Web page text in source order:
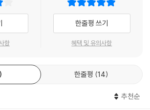
들의 감성을 동시에 사로잡는 안데르센 동화
반짝이는 눈빛보다 더 고귀한 것은 없으며 또 아이
다 더 아름다운 음악은 없다.”고 말할 정도로 아이
사회의 어린이들에게 커다란 용기와 희망을 주었고
근한 동화는 시간이 흐를수록 빛을 발하며 세대를
. 그의 동화가 두루 사랑받는 이유는 가난하고 우
의 동화적 세계로 표출했기 때문이다. 그만큼 안
항
한줄평 쓰기
혜택 및 유의사항
한줄평 14
추천순